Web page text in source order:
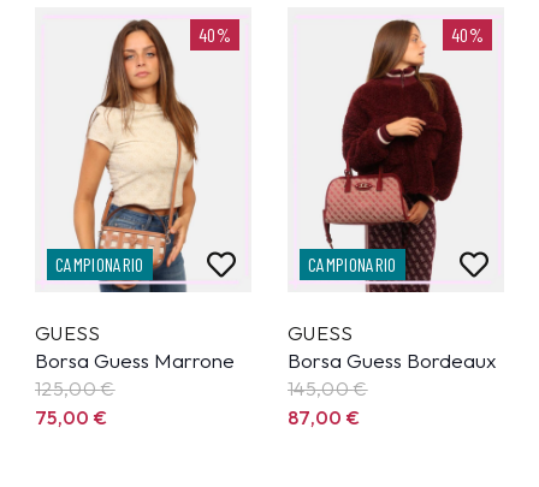
40%
CAMPIONARIO
GUESS
Borsa Guess Marrone
125,00€
75,00€
40%
CAMPIONARIO
GUESS
Borsa Guess Bordeaux
145,00€
87,00€